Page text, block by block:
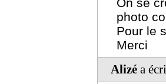
photo
Pour le
Merci
Alizé a